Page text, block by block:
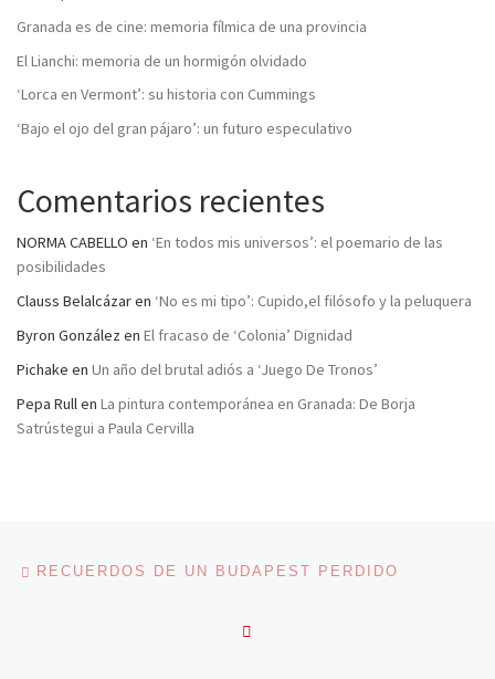
Granada es de cine: memoria fílmica de una provincia
El Lianchi: memoria de un hormigón olvidado
‘Lorca en Vermont’: su historia con Cummings
‘Bajo el ojo del gran pájaro’: un futuro especulativo
Comentarios recientes
NORMA CABELLO en ‘En todos mis universos’: el poemario de las
posibilidades
Clauss Belalcázaren ‘No es mi tipo’: Cupido,el filósofo y la peluquera
Byron González en El fracaso de ‘Colonia’ Dignidad
Pichake en Un año del brutal adiós a ‘Juego De Tronos’
Pepa Rullen La pintura contemporánea en Granada: De Borja
Satrústegui a Paula Cervilla
Navegación de entradas
RECUERDOS DE UN BUDAPEST PERDIDO